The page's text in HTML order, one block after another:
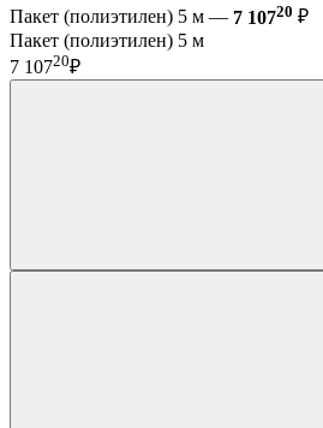
Пакет (полиэтилен) 5 м — 7 10720 ₽
Пакет (полиэтилен) 5 м
7 10720₽